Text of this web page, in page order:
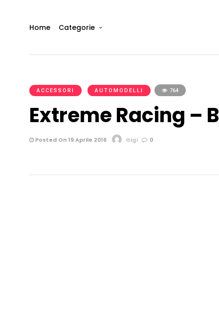
Home Categorie
ACCESSORI AUTOMODELLI 764
Extreme Racing –
Posted On 19 Aprile 2016 Gigi 0